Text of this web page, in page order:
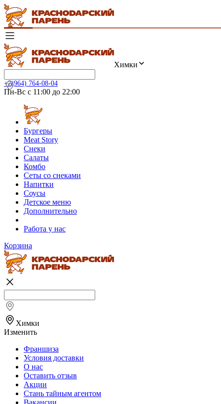
Химки
+7(964) 764-08-04
Пн-Вс с 11:00 до 22:00
Бургеры
Meat Story
Снеки
Салаты
Комбо
Сеты со снеками
Напитки
Соусы
Детское меню
Дополнительно
Работа у нас
Корзина
Химки
Изменить
Франшиза
Условия доставки
О нас
Оставить отзыв
Акции
Стань тайным агентом
Вакансии